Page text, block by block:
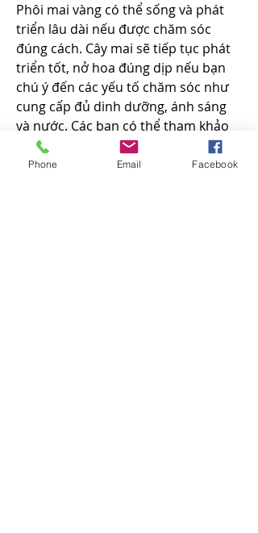
Phôi mai vàng có thể sống và phát
triển lâu dài nếu được chăm sóc
đúng cách. Cây mai sẽ tiếp tục phát
triển tốt, nở hoa đúng dịp nếu bạn
chú ý đến các yếu tố chăm sóc như
cung cấp đủ dinh dưỡng, ánh sáng
và nước. Các bạn có thể tham khảo
thêm Việt Nam có bao nhiêu loại mai
vàng? Vườn mai vàng ở đâu đẹp
Phone Email Facebook